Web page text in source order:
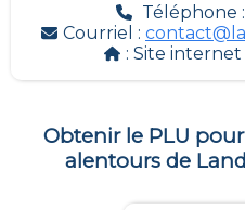
Téléphone
Courriel :
: Site internet
Obtenir le PLU
alentours de